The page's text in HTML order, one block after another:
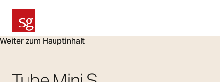
Weiter zum Hauptinhalt
SG Armaturen